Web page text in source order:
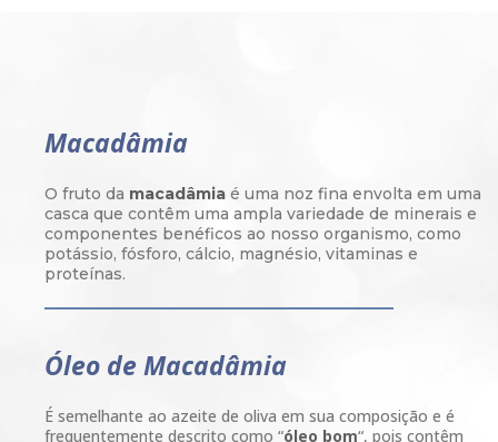
Macadâmia
O fruto da macadâmia é uma noz fina envolta em uma
casca que contêm uma ampla variedade de minerais e
componentes benéficos ao nosso organismo, como
potássio, fósforo, cálcio, magnésio, vitaminas e
proteínas.
Óleo de Macadâmia
É semelhante ao azeite de oliva em sua composição e é
frequentemente descrito como “óleo bom“, pois contêm